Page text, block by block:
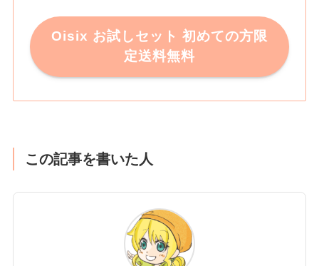
Oisix お試しセット 初めての方限
定送料無料
この記事を書いた人